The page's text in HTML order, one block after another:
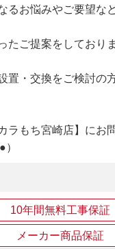
るお悩みやご要望など
たご提案をしておりま
置・交換をご検討の
ラもち宮崎店】にお
10年間無料工事保証
メーカー商品保証